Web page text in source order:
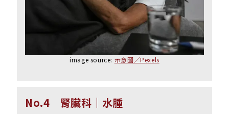
image source: 示意圖／Pexels
No.4 腎臟科｜水腫